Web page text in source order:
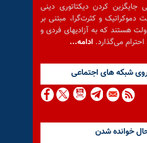
جایگزین کردن دیکتاتوری دینی
دموکراتیک و کثرت‌گرا، مبتنی بر
هستند که به آزادیهای فردی و
می‌گذارد. ادامه...
شبكه هاى اجتماعى
خوانده شدن